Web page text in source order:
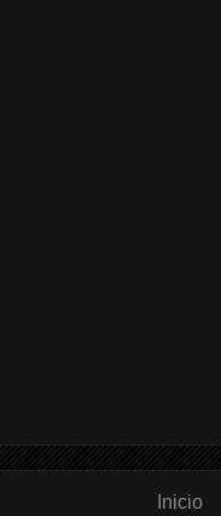
Inicio